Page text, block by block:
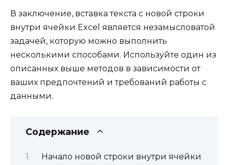
В заключение, вставка текста с новой строки
внутри ячейки Excel является незамысловатой
задачей, которую можно выполнить
несколькими способами. Используйте один из
описанных выше методов в зависимости от
ваших предпочтений и требований работы с
данными.
Содержание
Начало новой строки внутри ячейки